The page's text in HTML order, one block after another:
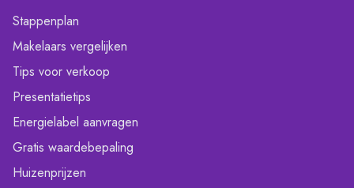
Stappenplan
Makelaars vergelijken
Tips voor verkoop
Presentatietips
Energielabel aanvragen
Gratis waardebepaling
Huizenprijzen